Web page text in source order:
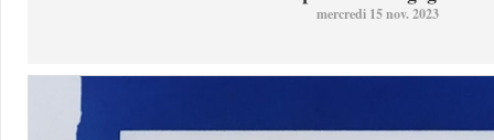
mercredi 15 nov. 2023